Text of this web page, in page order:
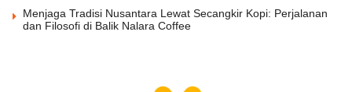
Menjaga Tradisi Nusantara Lewat Secangkir Kopi: Perjalanan
dan Filosofi di Balik Nalara Coffee